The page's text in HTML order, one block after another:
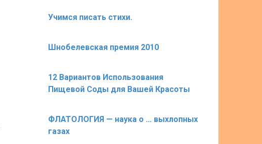
Учимся писать стихи.
Шнобелевская премия 2010
12 Вариантов Использования
Пищевой Соды для Вашей Красоты
ФЛАТОЛОГИЯ — наука о … выхлопных
газах